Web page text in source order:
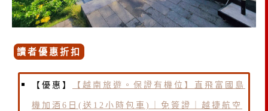
讀者優惠折扣
【優惠】 【越南旅遊。保證有機位】直飛富國島
機加酒6日(送12小時包車)｜免簽證｜越捷航空